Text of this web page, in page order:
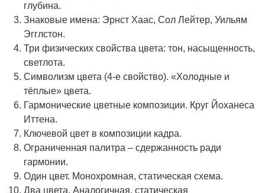
глубина.
Знаковые имена: Эрнст Хаас, Сол Лейтер, Уильям
Эгглстон.
Три физических свойства цвета: тон, насыщенность,
светлота.
Символизм цвета (4-е свойство). «Холодные и
тёплые» цвета.
Гармонические цветные композиции. Круг Йоханеса
Иттена.
Ключевой цвет в композиции кадра.
Ограниченная палитра – сдержанность ради
гармонии.
Один цвет. Монохромная, статическая схема.
Два цвета. Аналогичная, статическая